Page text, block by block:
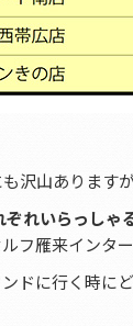
も沢山ありますが
れいらっし
ルフ雁来インタ
ドに行く時に